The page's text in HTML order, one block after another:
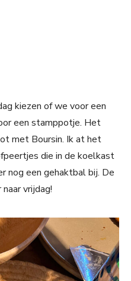
kiezen of we voor een
een stamppotje. Het
met Boursin. Ik at het
die in de koelkast
nog een gehaktbal bij. De
vrijdag!